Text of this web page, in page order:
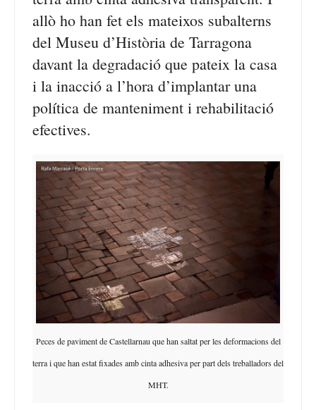
allò ho han fet els mateixos subalterns
del Museu d’Història de Tarragona
davant la degradació que pateix la casa
i la inacció a l’hora d’implantar una
política de manteniment i rehabilitació
efectives.
Peces de paviment de Castellarnau que han saltat per les deformacions del
terra i que han estat fixades amb cinta adhesiva per part dels treballadors del
MHT.